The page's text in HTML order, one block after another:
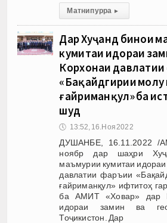
Матни пурра ▸
Дар Хуҷанд бинои
кумитаи идораи
Корхонаи
«Бақайдгирии молу
ғайриманқул» ба
шуд
🕔 13:52, 16.Ноя 2022
ДУШАНБЕ, 16.11.2022 /
ноябр дар шаҳри
маъмурии кумитаи
давлатии фаръии
ғайриманқул» ифтитоҳ
ба АМИТ «Ховар» дар
идораи замин ва
Тоҷикистон. Дар